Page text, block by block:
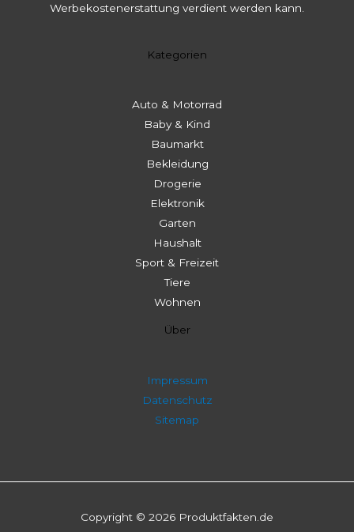
Werbekostenerstattung verdient werden kann.
Kategorien
Auto & Motorrad
Baby & Kind
Baumarkt
Bekleidung
Drogerie
Elektronik
Garten
Haushalt
Sport & Freizeit
Tiere
Wohnen
Über
Impressum
Datenschutz
Sitemap
Copyright © 2026 Produktfakten.de